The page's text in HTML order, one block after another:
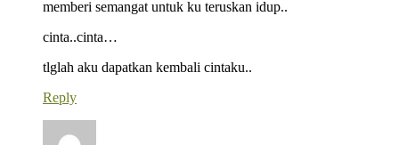
memberi semangat untuk ku teruskan idup..
cinta..cinta…
tlglah aku dapatkan kembali cintaku..
Reply